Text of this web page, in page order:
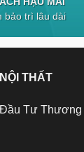
bảo trì lâu dài
THẤT
Tư Thương